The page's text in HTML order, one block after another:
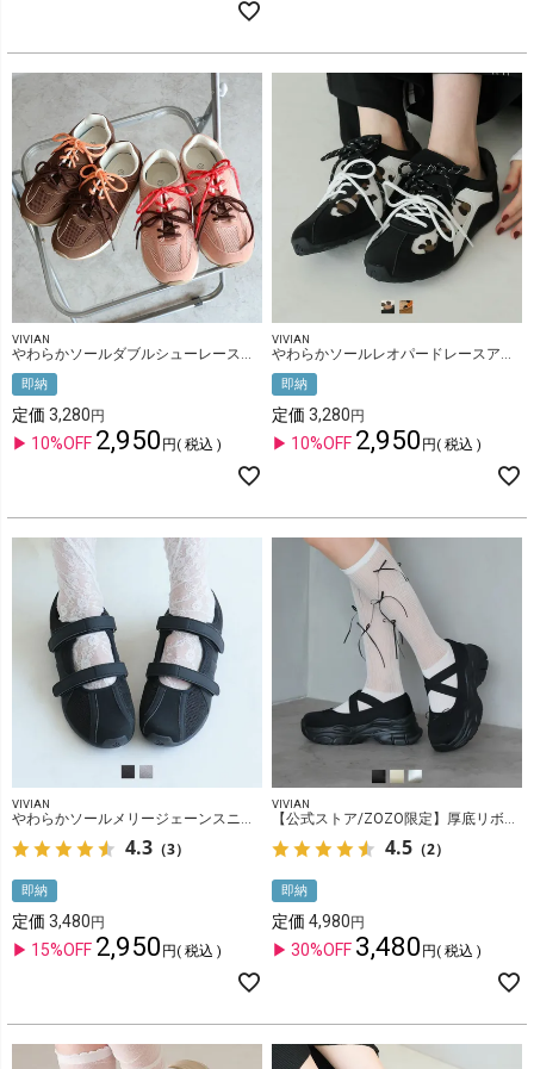
VIVIAN
やわらかソールダブルシューレーススニーカー
即納
定価 3,280
10%OFF 2,950 税込
VIVIAN
やわらかソールレオパードレースアップスニーカー
即納
定価 3,280
10%OFF 2,950 税込
VIVIAN
やわらかソールメリージェーンスニーカー
4.3 （3）
即納
定価 3,480
15%OFF 2,950 税込
VIVIAN
【公式ストア/ZOZO限定】厚底リボンバレリーナスニーカー
4.5 （2）
即納
定価 4,980
30%OFF 3,480 税込